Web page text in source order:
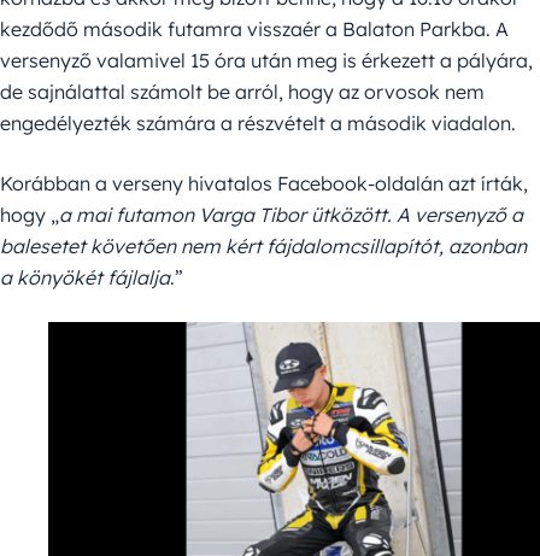
kezdődő második futamra visszaér a Balaton Parkba. A
versenyző valamivel 15 óra után meg is érkezett a pályára,
de sajnálattal számolt be arról, hogy az orvosok nem
engedélyezték számára a részvételt a második viadalon.
Korábban a verseny hivatalos Facebook-oldalán azt írták,
hogy „a mai futamon Varga Tibor ütközött. A versenyző a
balesetet követően nem kért fájdalomcsillapítót, azonban
a könyökét fájlalja.”